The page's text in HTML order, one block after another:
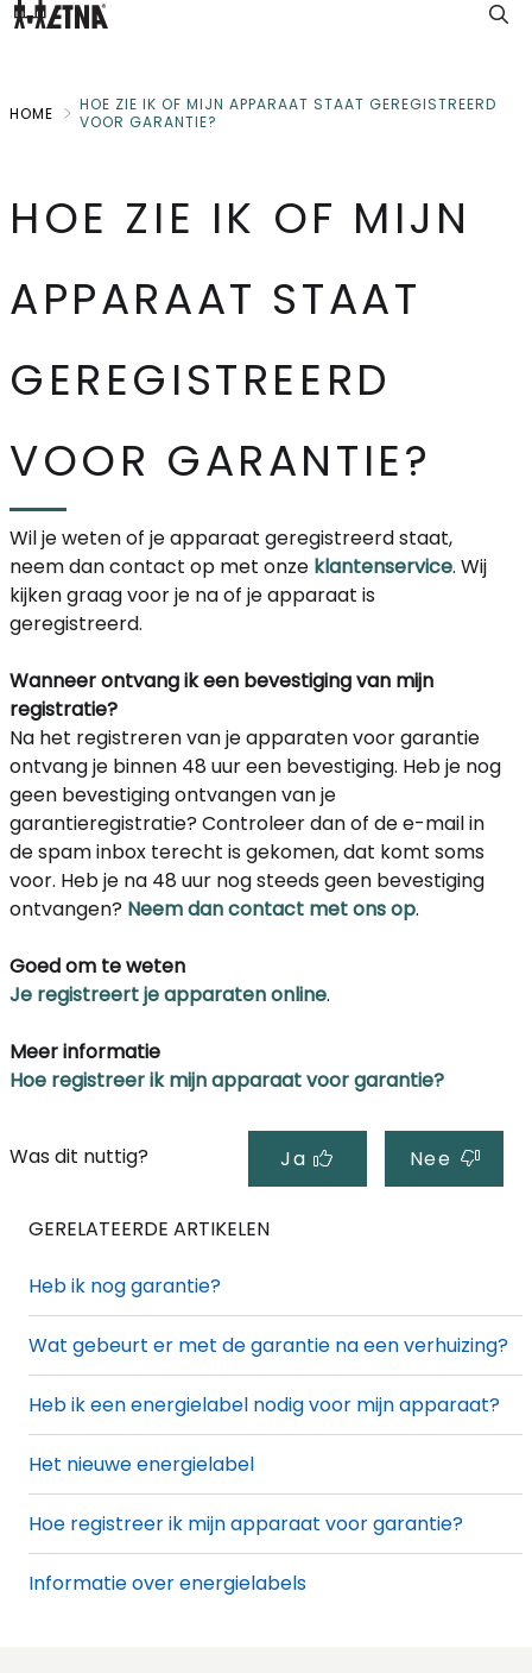
Skip
HOME
HOE ZIE IK OF MIJN APPARAAT STAAT GEREGISTREERD
VOOR GARANTIE?
HOE ZIE IK OF MIJN
APPARAAT STAAT
GEREGISTREERD
VOOR GARANTIE?
Wil je weten of je apparaat geregistreerd staat,
neem dan contact op met onze klantenservice. Wij
kijken graag voor je na of je apparaat is
geregistreerd.
Wanneer ontvang ik een bevestiging van mijn
registratie?
Na het registreren van je apparaten voor garantie
ontvang je binnen 48 uur een bevestiging. Heb je nog
geen bevestiging ontvangen van je
garantieregistratie? Controleer dan of de e-mail in
de spam inbox terecht is gekomen, dat komt soms
voor. Heb je na 48 uur nog steeds geen bevestiging
ontvangen? Neem dan contact met ons op.
Goed om te weten
Je registreert je apparaten online.
Meer informatie
Hoe registreer ik mijn apparaat voor garantie?
Was dit nuttig? Ja Nee
GERELATEERDE ARTIKELEN
Heb ik nog garantie?
Wat gebeurt er met de garantie na een verhuizing?
Heb ik een energielabel nodig voor mijn apparaat?
Het nieuwe energielabel
Hoe registreer ik mijn apparaat voor garantie?
Informatie over energielabels